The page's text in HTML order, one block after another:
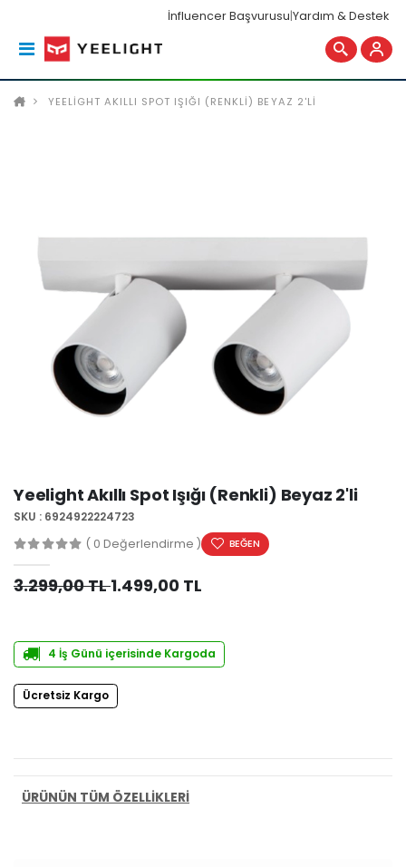
İnfluencer Başvurusu|Yardım & Destek
YEELIGHT AKILLI SPOT IŞIĞI (RENKLI) BEYAZ 2'LI
Yeelight Akıllı Spot Işığı (Renkli) Beyaz 2'li
SKU : 6924922224723
( 0 Değerlendirme )
BEĞEN
3.299,00 TL1.499,00 TL
4 İş Günü içerisinde Kargoda
Ücretsiz Kargo
PAYLAŞ:
ÜRÜNÜN TÜM ÖZELLİKLERİ